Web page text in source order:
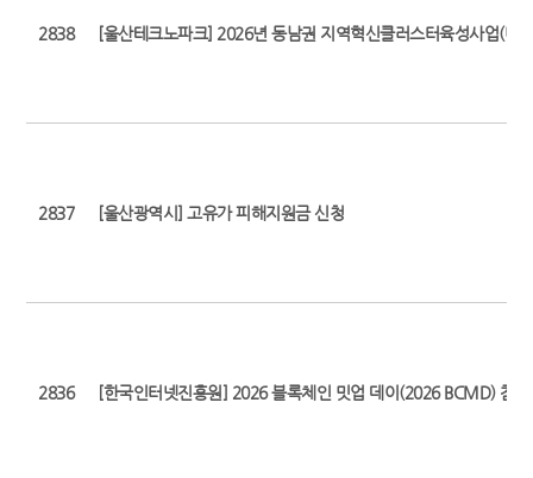
2838 [울산테크노파크] 2026년 동남권 지역혁신클러스터육성사업(비
2837 [울산광역시] 고유가 피해지원금 신청
2836 [한국인터넷진흥원] 2026 블록체인 밋업 데이(2026 BCMD) 참가